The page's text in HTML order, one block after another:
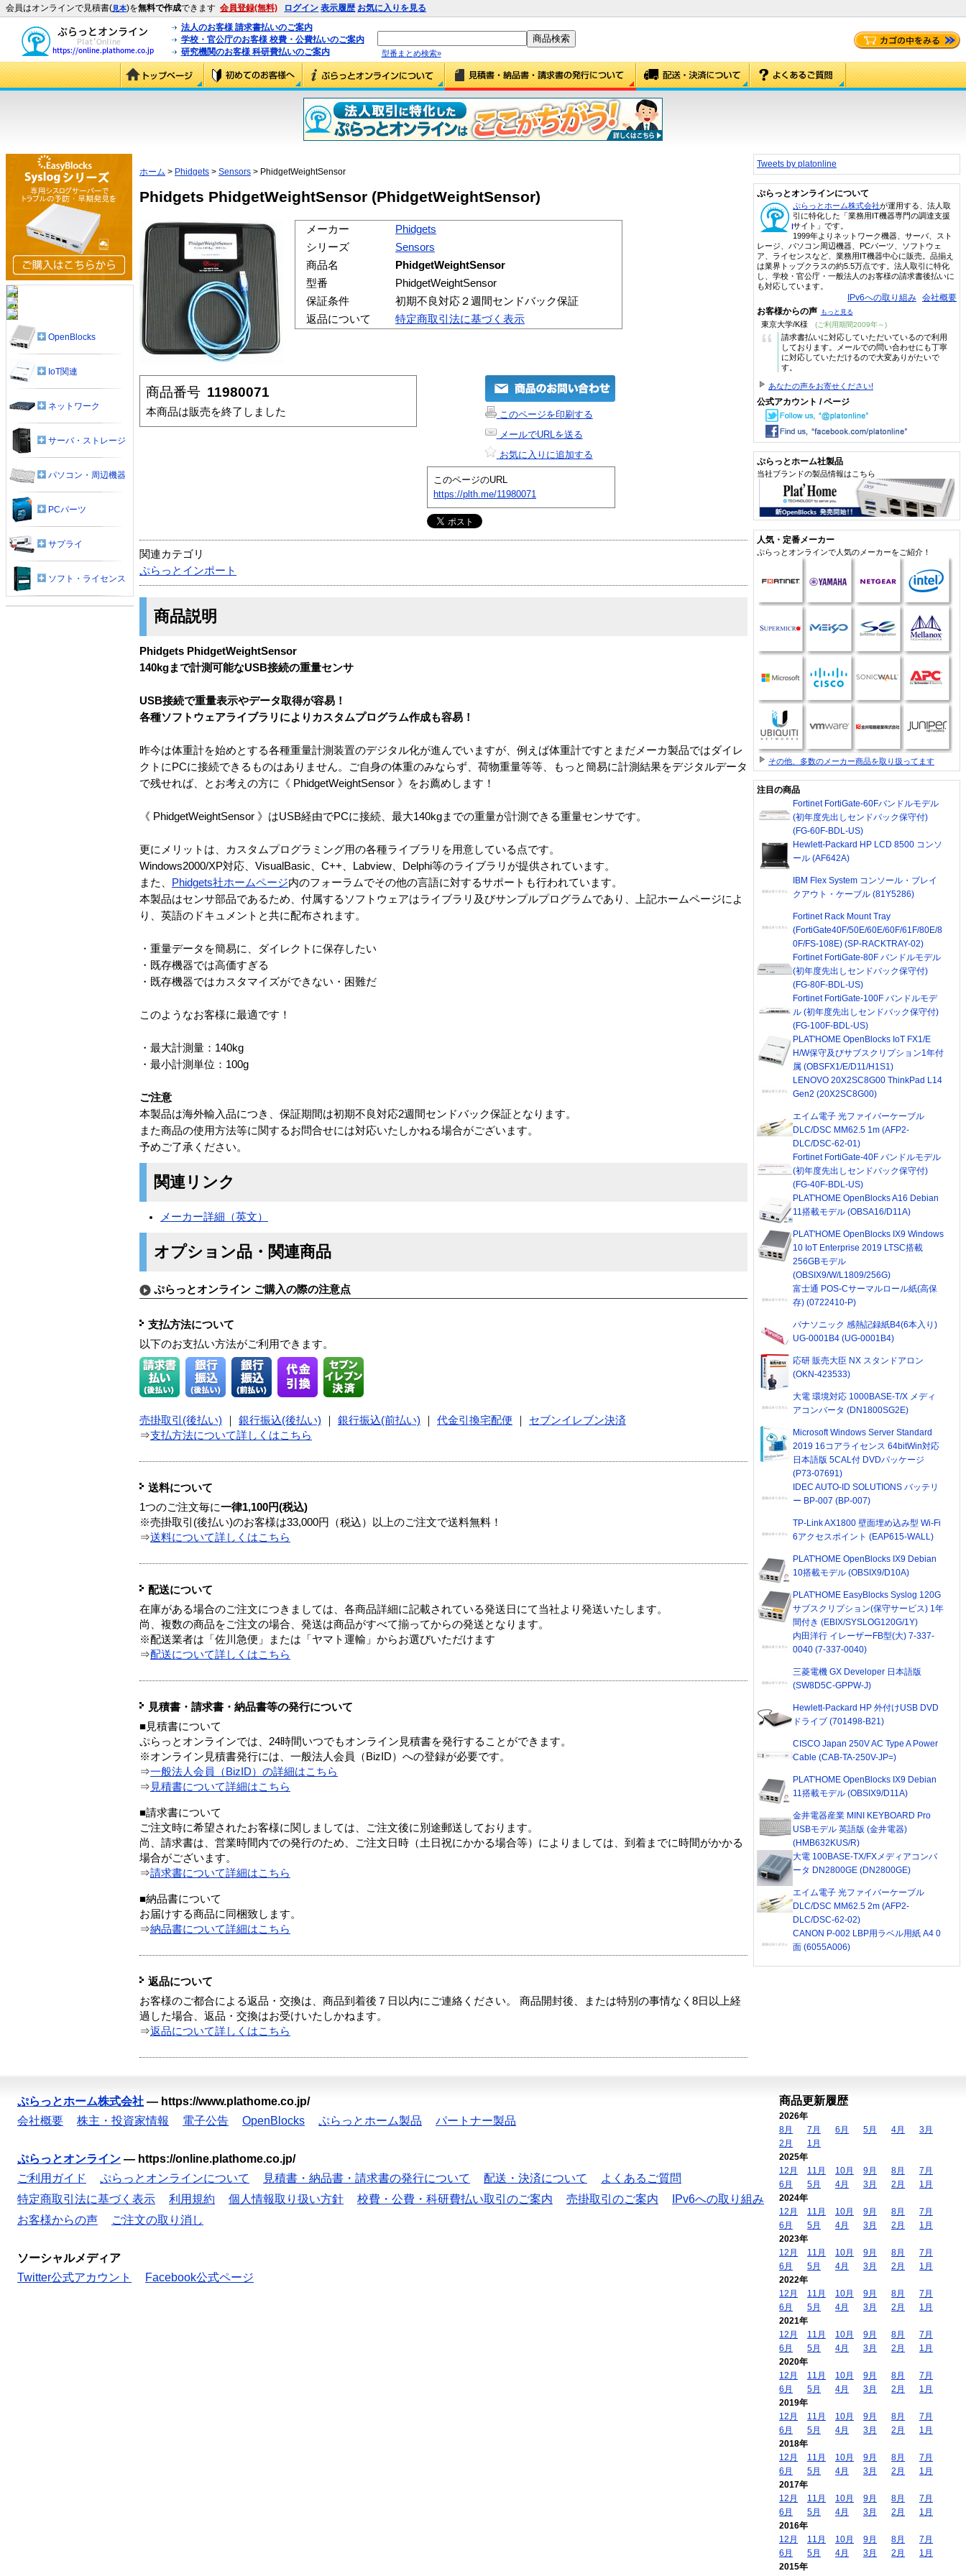
会員はオンラインで見積書(見本)を無料で作成できます 会員登録(無料) ログイン 表示履歴 お気に入りを見る
法人のお客様 請求書払いのご案内
学校・官公庁のお客様 校費・公費払いのご案内
研究機関のお客様 科研費払いのご案内
型番まとめ検索»
ホーム > Phidgets > Sensors > PhidgetWeightSensor
Phidgets PhidgetWeightSensor (PhidgetWeightSensor)
メーカー
Phidgets
シリーズ
Sensors
商品名
PhidgetWeightSensor
型番
PhidgetWeightSensor
保証条件
初期不良対応２週間センドバック保証
返品について
特定商取引法に基づく表示
商品番号 11980071
本商品は販売を終了しました
このページを印刷する
メールでURLを送る
お気に入りに追加する
このページのURL
https://plth.me/11980071
関連カテゴリ
ぷらっとインポート
商品説明
Phidgets PhidgetWeightSensor
140kgまで計測可能なUSB接続の重量センサ
USB接続で重量表示やデータ取得が容易！
各種ソフトウェアライブラリによりカスタムプログラム作成も容易！
昨今は体重計を始めとする各種重量計測装置のデジタル化が進んでいますが、例えば体重計ですとまだメーカ製品ではダイレ
クトにPCに接続できるものはありません。ご自身の体重のみならず、荷物重量等等、もっと簡易に計測結果をデジタルデータ
で残せれば、とお考えの方に《 PhidgetWeightSensor 》をお薦めします！
《 PhidgetWeightSensor 》はUSB経由でPCに接続、最大140kgまでの重量が計測できる重量センサです。
更にメリットは、カスタムプログラミング用の各種ライブラリを用意している点です。
Windows2000/XP対応、VisualBasic、C++、Labview、Delphi等のライブラリが提供されています。
また、
Phidgets社ホームページ内のフォーラムでその他の言語に対するサポートも行われています。
本製品はセンサ部品であるため、付属するソフトウェアはライブラリ及びサンプルプログラムであり、上記ホームページによ
り、英語のドキュメントと共に配布されます。
・重量データを簡易に、ダイレクトに保存したい
・既存機器では高価すぎる
・既存機器ではカスタマイズができない・困難だ
このようなお客様に最適です！
・最大計測量：140kg
・最小計測単位：100g
ご注意
本製品は海外輸入品につき、保証期間は初期不良対応2週間センドバック保証となります。
また商品の使用方法等に関するお問合せには対応いたしかねる場合がございます。
予めご了承ください。
関連リンク
メーカー詳細（英文）
オプション品・関連商品
ぷらっとオンライン ご購入の際の注意点
支払方法について
以下のお支払い方法がご利用できます。
売掛取引(後払い) 銀行振込(後払い) 銀行振込(前払い) 代金引換宅配便
セブンイレブン決済
⇒支払方法について詳しくはこちら
送料について
1つのご注文毎に一律1,100円(税込)
※売掛取引(後払い)のお客様は33,000円（税込）以上のご注文で送料無料！
⇒送料について詳しくはこちら
配送について
在庫がある場合のご注文につきましては、各商品詳細に記載されている発送日にて当社より発送いたします。
尚、複数の商品をご注文の場合、発送は商品がすべて揃ってからの発送となります。
※配送業者は「佐川急便」または「ヤマト運輸」からお選びいただけます
⇒配送について詳しくはこちら
見積書・請求書・納品書等の発行について
■見積書について
ぷらっとオンラインでは、24時間いつでもオンライン見積書を発行することができます。
※オンライン見積書発行には、一般法人会員（BizID）への登録が必要です。
⇒一般法人会員（BizID）の詳細はこちら
⇒ 見積書について詳細はこちら
■請求書について
ご注文時に希望されたお客様に関しましては、ご注文後に別途郵送しております。
尚、請求書は、営業時間内での発行のため、ご注文日時（土日祝にかかる場合等）によりましては、到着までに時間がかかる
場合がございます。
⇒請求書について詳細はこちら
■納品書について
お届けする商品に同梱致します。
⇒納品書について詳細はこちら
返品について
お客様のご都合による返品・交換は、商品到着後７日以内にご連絡ください。 商品開封後、または特別の事情なく8日以上経
過した場合、返品・交換はお受けいたしかねます。
⇒返品について詳しくはこちら
OpenBlocks
IoT関連
ネットワーク
サーバ・ストレージ
パソコン・周辺機器
PCパーツ
サプライ
ソフト・ライセンス
Tweets by platonline
ぷらっとオンラインについて
ぷらっとホーム株式会社が運用する、法人取
引に特化した「業務用IT機器専門の調達支援
サイト」です。
1999年よりネットワーク機器、サーバ、スト
レージ、パソコン周辺機器、PCパーツ、ソフトウェ
ア、ライセンスなど、業務用IT機器中心に販売。品揃え
は業界トップクラスの約5.5万点です。法人取引に特化
し、学校・官公庁・一般法人のお客様の請求書後払いに
も対応しています。
IPv6への取り組み 会社概要
お客様からの声 もっと見る
東京大学/K様 (ご利用期間2009年～)
“
請求書払いに対応していただいているので利用
しております。メールでの問い合わせにも丁寧
に対応していただけるので大変ありがたいで
す。
あなたの声をお寄せください!
公式アカウント / ページ
ぷらっとホーム社製品
当社ブランドの製品情報はこちら
人気・定番メーカー
ぷらっとオンラインで人気のメーカーをご紹介！
その他、多数のメーカー商品を取り扱ってます
注目の商品
Fortinet FortiGate-60Fバンドルモデル
(初年度先出しセンドバック保守付)
(FG-60F-BDL-US)
Hewlett-Packard HP LCD 8500 コンソ
ール (AF642A)
IBM Flex System コンソール・ブレイ
クアウト・ケーブル (81Y5286)
Fortinet Rack Mount Tray
(FortiGate40F/50E/60E/60F/61F/80E/8
0F/FS-108E) (SP-RACKTRAY-02)
Fortinet FortiGate-80F バンドルモデル
(初年度先出しセンドバック保守付)
(FG-80F-BDL-US)
Fortinet FortiGate-100F バンドルモデ
ル (初年度先出しセンドバック保守付)
(FG-100F-BDL-US)
PLAT'HOME OpenBlocks IoT FX1/E
H/W保守及びサブスクリプション1年付
属 (OBSFX1/E/D11/H1S1)
LENOVO 20X2SC8G00 ThinkPad L14
Gen2 (20X2SC8G00)
エイム電子 光ファイバーケーブル
DLC/DSC MM62.5 1m (AFP2-
DLC/DSC-62-01)
Fortinet FortiGate-40F バンドルモデル
(初年度先出しセンドバック保守付)
(FG-40F-BDL-US)
PLAT'HOME OpenBlocks A16 Debian
11搭載モデル (OBSA16/D11A)
PLAT'HOME OpenBlocks IX9 Windows
10 IoT Enterprise 2019 LTSC搭載
256GBモデル
(OBSIX9/W/L1809/256G)
富士通 POS-Cサーマルロール紙(高保
存) (0722410-P)
パナソニック 感熱記録紙B4(6本入り)
UG-0001B4 (UG-0001B4)
応研 販売大臣 NX スタンドアロン
(OKN-423533)
大電 環境対応 1000BASE-T/X メディ
アコンバータ (DN1800SG2E)
Microsoft Windows Server Standard
2019 16コアライセンス 64bitWin対応
日本語版 5CAL付 DVDパッケージ
(P73-07691)
IDEC AUTO-ID SOLUTIONS バッテリ
ー BP-007 (BP-007)
TP-Link AX1800 壁面埋め込み型 Wi-Fi
6アクセスポイント (EAP615-WALL)
PLAT'HOME OpenBlocks IX9 Debian
10搭載モデル (OBSIX9/D10A)
PLAT'HOME EasyBlocks Syslog 120G
サブスクリプション(保守サービス) 1年
間付き (EBIX/SYSLOG120G/1Y)
内田洋行 イレーザーFB型(大) 7-337-
0040 (7-337-0040)
三菱電機 GX Developer 日本語版
(SW8D5C-GPPW-J)
Hewlett-Packard HP 外付けUSB DVD
ドライブ (701498-B21)
CISCO Japan 250V AC Type A Power
Cable (CAB-TA-250V-JP=)
PLAT'HOME OpenBlocks IX9 Debian
11搭載モデル (OBSIX9/D11A)
金井電器産業 MINI KEYBOARD Pro
USBモデル 英語版 (金井電器)
(HMB632KUS/R)
大電 100BASE-TX/FXメディアコンバ
ータ DN2800GE (DN2800GE)
エイム電子 光ファイバーケーブル
DLC/DSC MM62.5 2m (AFP2-
DLC/DSC-62-02)
CANON P-002 LBP用ラベル用紙 A4 0
面 (6055A006)
ぷらっとホーム株式会社 — https://www.plathome.co.jp/
会社概要
株主・投資家情報 電子公告 OpenBlocks ぷらっとホーム製品 パートナー製品
ぷらっとオンライン — https://online.plathome.co.jp/
ご利用ガイド
ぷらっとオンラインについて 見積書・納品書・請求書の発行について 配送・決済について
よくあるご質問
特定商取引法に基づく表示
利用規約 個人情報取り扱い方針 校費・公費・科研費払い取引のご案内 売掛取引のご案内
IPv6への取り組み
お客様からの声
ご注文の取り消し
ソーシャルメディア
Twitter公式アカウント
Facebook公式ページ
商品更新履歴
2026年
8月
7月 6月 5月 4月
3月
2月
1月
2025年
12月
11月 10月 9月 8月
7月
6月
5月 4月 3月 2月
1月
2024年
12月
11月 10月 9月 8月
7月
6月
5月 4月 3月 2月
1月
2023年
12月
11月 10月 9月 8月
7月
6月
5月 4月 3月 2月
1月
2022年
12月
11月 10月 9月 8月
7月
6月
5月 4月 3月 2月
1月
2021年
12月
11月 10月 9月 8月
7月
6月
5月 4月 3月 2月
1月
2020年
12月
11月 10月 9月 8月
7月
6月
5月 4月 3月 2月
1月
2019年
12月
11月 10月 9月 8月
7月
6月
5月 4月 3月 2月
1月
2018年
12月
11月 10月 9月 8月
7月
6月
5月 4月 3月 2月
1月
2017年
12月
11月 10月 9月 8月
7月
6月
5月 4月 3月 2月
1月
2016年
12月
11月 10月 9月 8月
7月
6月
5月 4月 3月 2月
1月
2015年